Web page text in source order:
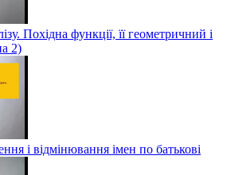
Похідна функції, її геометричний і
2)
і відмінювання імен по батькові